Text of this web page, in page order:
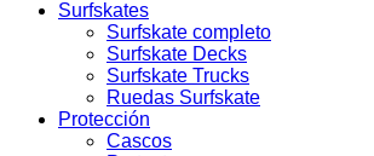
Surfskates
Surfskate completo
Surfskate Decks
Surfskate Trucks
Ruedas Surfskate
Protección
Cascos